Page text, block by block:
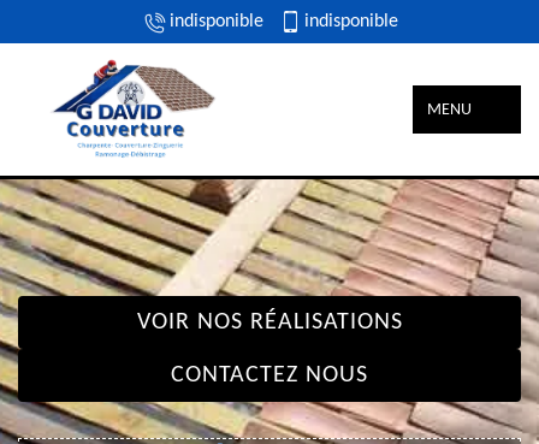
indisponible indisponible
MENU
VOIR NOS RÉALISATIONS
CONTACTEZ NOUS